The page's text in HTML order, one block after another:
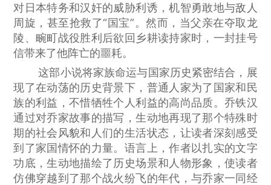
对日本特务和汉奸的威胁利诱，机智勇敢地与敌人
周旋，甚至抢救了“国宝”。然而，当父亲在夺取龙
陵、畹町战役胜利后欲回乡耕读持家时，一封挂号
信带来了他阵亡的噩耗。
这部小说将家族命运与国家历史紧密结合，展
现了在动荡的历史背景下，普通人家为了国家和民
族的利益，不惜牺牲个人利益的高尚品质。乔铁汉
通过对乔家故事的描写，生动地再现了那个特殊时
期的社会风貌和人们的生活状态，让读者深刻感受
到了家国情怀的力量。语言上，作者以扎实的文字
功底，生动地描绘了历史场景和人物形象，使读者
仿佛穿越到了那个战火纷飞的年代，与乔家一同经